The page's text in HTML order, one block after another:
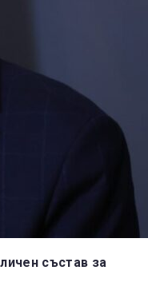
състав за